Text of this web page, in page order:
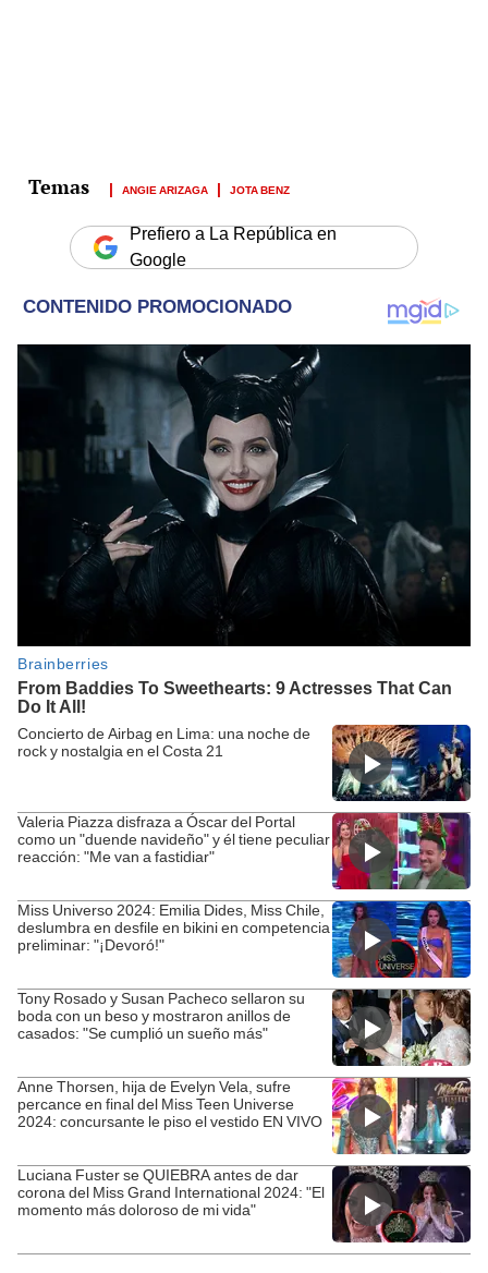
ANGIE ARIZAGA JOTA BENZ
Prefiero a La República en
Google
Concierto de Airbag en Lima: una noche de
rock y nostalgia en el Costa 21
Valeria Piazza disfraza a Óscar del Portal
como un "duende navideño" y él tiene peculiar
reacción: "Me van a fastidiar"
Miss Universo 2024: Emilia Dides, Miss Chile,
deslumbra en desfile en bikini en competencia
preliminar: "¡Devoró!"
Tony Rosado y Susan Pacheco sellaron su
boda con un beso y mostraron anillos de
casados: "Se cumplió un sueño más"
Anne Thorsen, hija de Evelyn Vela, sufre
percance en final del Miss Teen Universe
2024: concursante le piso el vestido EN VIVO
Luciana Fuster se QUIEBRA antes de dar
corona del Miss Grand International 2024: "El
momento más doloroso de mi vida"